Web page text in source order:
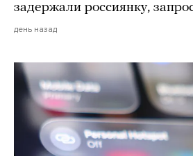
задержали россиянку,
день назад